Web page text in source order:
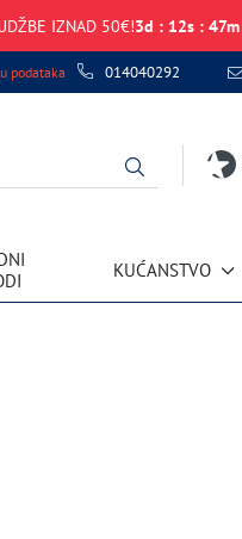
IZNAD 50€!3d : 12s : 47m
podataka 014040292
KUĆANSTVO